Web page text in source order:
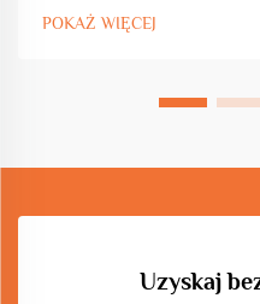
komercyjną, rozwojem
przemysłową. Wybór sprzętu
POKAŻ WIĘCEJ
Uzyskaj